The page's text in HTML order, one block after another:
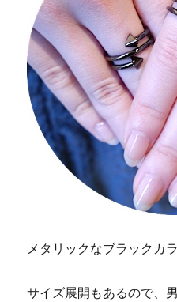
メタリックなブラックカラ
サイズ展開もあるので、